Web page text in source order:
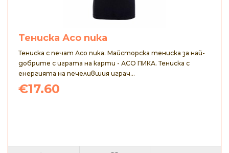
Тениска Асо пика
Тениска с печат Асо пика. Майсторска тениска за най-
добрите с играта на карти - АСО ПИКА. Тениска с
енергията на печелившия играч...
€17.60